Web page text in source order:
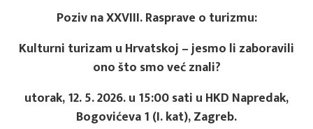
Poziv na XXVIII. Rasprave o turizmu:
Kulturni turizam u Hrvatskoj – jesmo li zaboravili
ono što smo već znali?
utorak, 12. 5. 2026. u 15:00 sati u HKD Napredak,
Bogovićeva 1 (I. kat), Zagreb.